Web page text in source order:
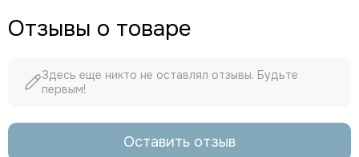
Отзывы о товаре
Здесь еще никто не оставлял отзывы. Будьте
первым!
Оставить отзыв